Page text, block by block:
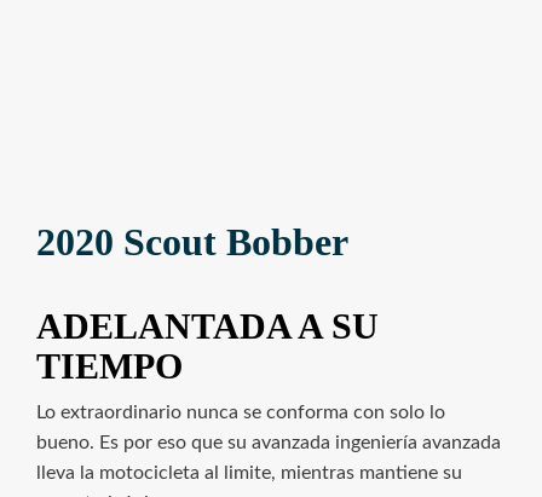
2020 Scout Bobber
ADELANTADA A SU
TIEMPO
Lo extraordinario nunca se conforma con solo lo
bueno. Es por eso que su avanzada ingeniería avanzada
lleva la motocicleta al limite, mientras mantiene su